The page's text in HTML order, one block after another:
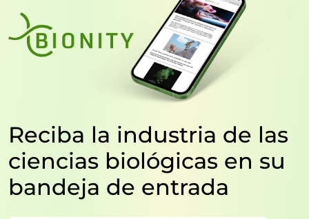
Reciba la industria de las
ciencias biológicas en su
bandeja de entrada